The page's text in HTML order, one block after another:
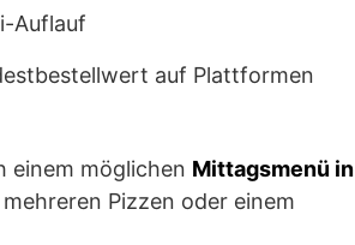
Auflauf
auf Plattformen
einem möglichen Mittagsmenü in
Pizzen oder einem